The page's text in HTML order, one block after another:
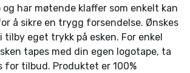
og har møtende klaffer som enkelt kan
å sikre en trygg forsendelse. Ønskes
tilby eget trykk på esken. For enkel
tapes med din egen logotape, ta
for tilbud. Produktet er 100%